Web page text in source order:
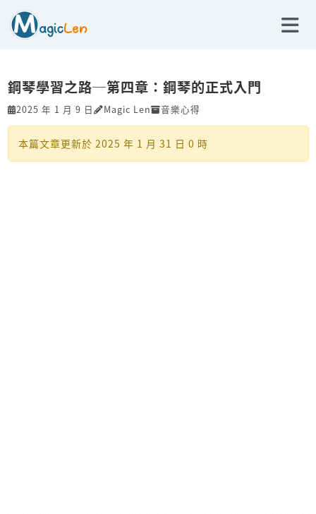
鋼琴學習之路─第四章：鋼琴的正式入門
2025 年 1 月 9 日 Magic Len 音樂心得
本篇文章更新於 2025 年 1 月 31 日 0 時